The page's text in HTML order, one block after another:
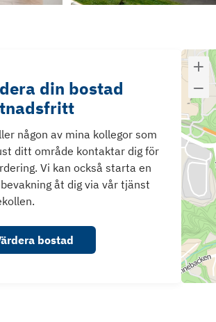
din bostad
någon av mina kollegor som
ditt område kontaktar dig för
Vi kan också starta en
åt dig via vår tjänst
bostad